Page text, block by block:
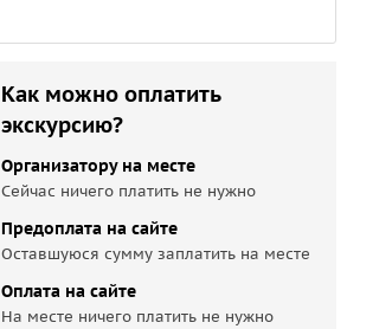
Как можно оплатить
экскурсию?
Организатору на месте
Сейчас ничего платить не нужно
Предоплата на сайте
Оставшуюся сумму заплатить на месте
Оплата на сайте
На месте ничего платить не нужно